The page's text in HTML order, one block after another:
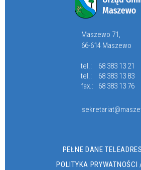
Maszewo 71,
66-614 Maszewo
tel.:
68 383 13 21
tel.:
68 383 13 83
fax.:
68 383 13 76
PEŁNE DANE
POLITYKA PRYWATNOŚCI